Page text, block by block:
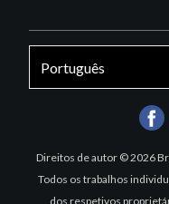
Direitos de autor © 2026
Todos os trabalhos
dos respetivos